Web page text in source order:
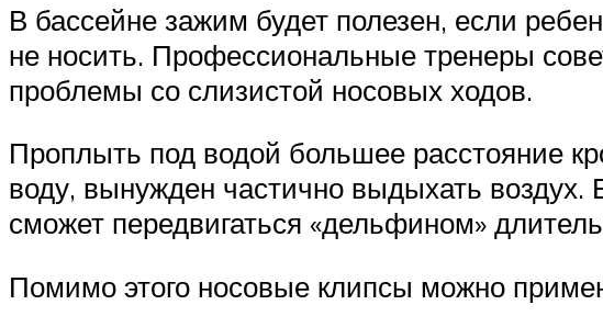
В бассейне зажим будет полезен, если
не носить. Профессиональные тренеры
проблемы со слизистой носовых ходов.
Проплыть под водой большее расстояние
воду, вынужден частично выдыхать
сможет передвигаться «дельфином»
Помимо этого носовые клипсы можно